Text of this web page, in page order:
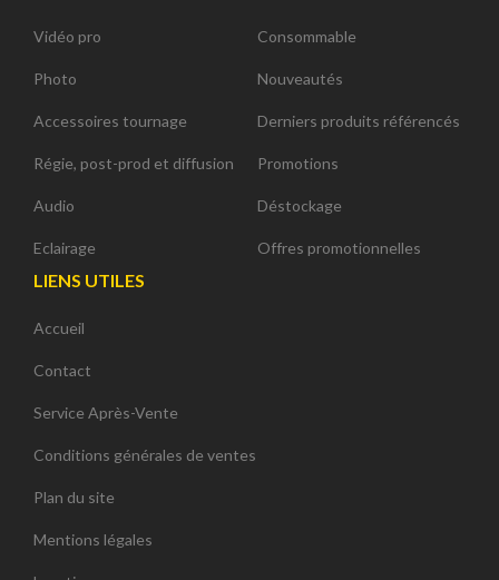
Vidéo pro
Photo
Accessoires tournage
Régie, post-prod et diffusion
Audio
Eclairage
Consommable
Nouveautés
Derniers produits référencés
Promotions
Déstockage
Offres promotionnelles
LIENS UTILES
Accueil
Contact
Service Après-Vente
Conditions générales de ventes
Plan du site
Mentions légales